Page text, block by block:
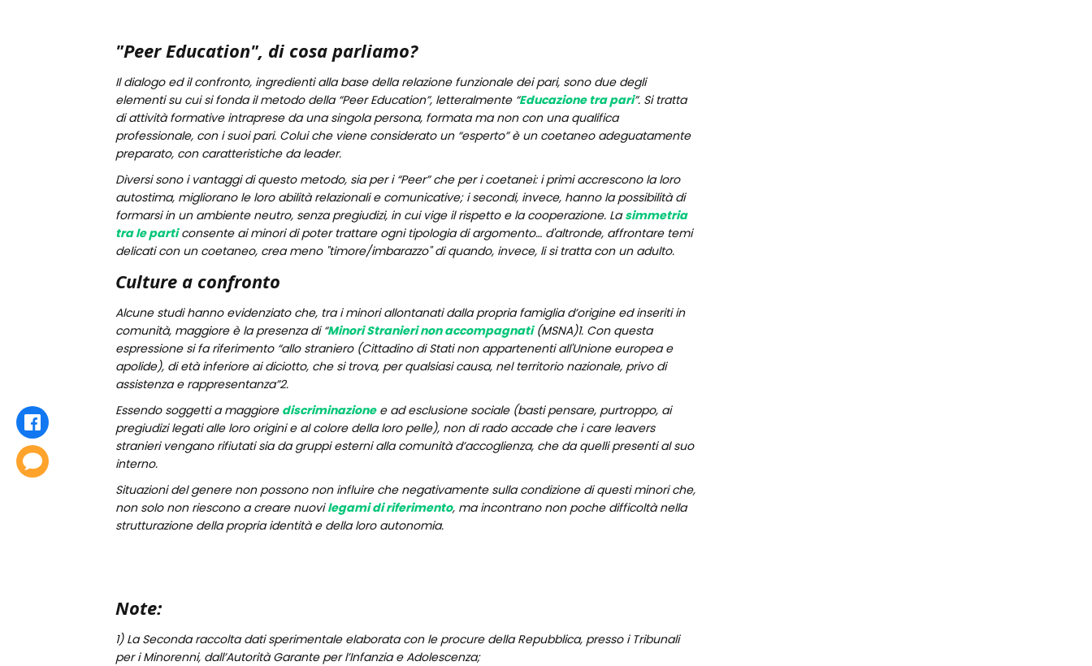
"Peer Education", di cosa parliamo?
Il dialogo ed il confronto, ingredienti alla base della relazione funzionale dei pari, sono due degli
elementi su cui si fonda il metodo della “Peer Education”, letteralmente “Educazione tra pari”. Si tratta
di attività formative intraprese da una singola persona, formata ma non con una qualifica
professionale, con i suoi pari. Colui che viene considerato un “esperto” è un coetaneo adeguatamente
preparato, con caratteristiche da leader.
Diversi sono i vantaggi di questo metodo, sia per i “Peer” che per i coetanei: i primi accrescono la loro
autostima, migliorano le loro abilità relazionali e comunicative; i secondi, invece, hanno la possibilità di
formarsi in un ambiente neutro, senza pregiudizi, in cui vige il rispetto e la cooperazione. Lasimmetria
tra le particonsente ai minori di poter trattare ogni tipologia di argomento… d'altronde, affrontare temi
delicati con un coetaneo, crea meno "timore/imbarazzo" di quando, invece, li si tratta con un adulto.
Culture a confronto
Alcune studi hanno evidenziato che, tra i minori allontanati dalla propria famiglia d’origine ed inseriti in
comunità, maggiore è la presenza di “Minori Stranieri non accompagnati(MSNA)1. Con questa
espressione si fa riferimento “allo straniero (Cittadino di Stati non appartenenti all'Unione europea e
apolide), di età inferiore ai diciotto, che si trova, per qualsiasi causa, nel territorio nazionale, privo di
assistenza e rappresentanza”2.
Essendo soggetti a maggiore discriminazionee ad esclusione sociale (basti pensare, purtroppo, ai
pregiudizi legati alle loro origini e al colore della loro pelle), non di rado accade che i care leavers
stranieri vengano rifiutati sia da gruppi esterni alla comunità d’accoglienza, che da quelli presenti al suo
interno.
Situazioni del genere non possono non influire che negativamente sulla condizione di questi minori che,
non solo non riescono a creare nuovilegami di riferimento, ma incontrano non poche difficoltà nella
strutturazione della propria identità e della loro autonomia.
Note:
1) La Seconda raccolta dati sperimentale elaborata con le procure della Repubblica, presso i Tribunali
per i Minorenni, dall’Autorità Garante per l’Infanzia e Adolescenza;